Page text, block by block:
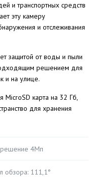
и транспортных средств
эту камеру
и отслеживания
защитой от воды и пыли
решением для
и на улице.
MicroSD карта на 32 Гб,
для хранения
4Мп
обзора: 111,1°